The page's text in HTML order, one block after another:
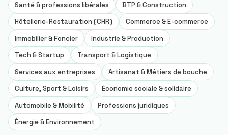
Santé & professions libérales
BTP & Construction
Hôtellerie-Restauration (CHR)
Commerce & E-commerce
Immobilier & Foncier
Industrie & Production
Tech & Startup
Transport & Logistique
Services aux entreprises
Artisanat & Métiers de bouche
Culture, Sport & Loisirs
Économie sociale & solidaire
Automobile & Mobilité
Professions juridiques
Énergie & Environnement